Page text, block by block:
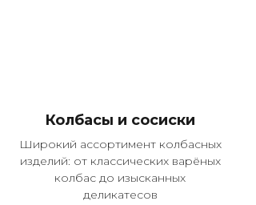
Колбасы и сосиски
Широкий ассортимент колбасных
изделий: от классических варёных
колбас до изысканных
деликатесов